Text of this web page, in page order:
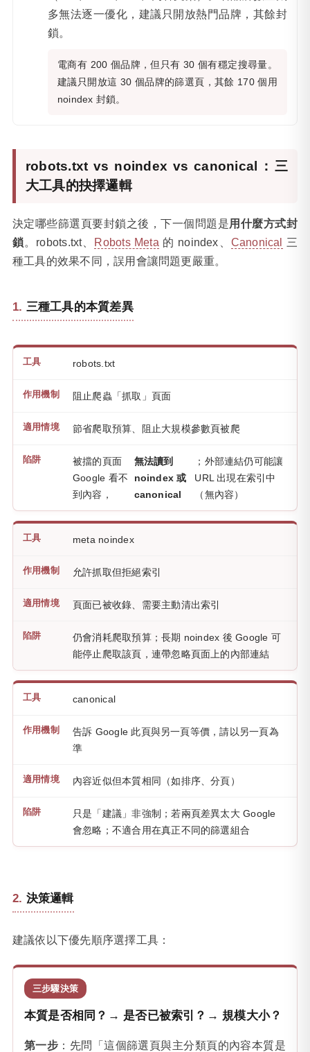
多無法逐一優化，建議只開放熱門品牌，其餘封
鎖。
電商有 200 個品牌，但只有 30 個有穩定搜尋量。
建議只開放這 30 個品牌的篩選頁，其餘 170 個用
noindex 封鎖。
robots.txt vs noindex vs canonical：三
大工具的抉擇邏輯
決定哪些篩選頁要封鎖之後，下一個問題是用什麼方式封
鎖。robots.txt、 Robots Meta 的 noindex、 Canonical
三
種工具的效果不同，誤用會讓問題更嚴重。
三種工具的本質差異
robots.txt
阻止爬蟲「抓取」頁面
節省爬取預算、阻止大規模參數頁被爬
被擋的頁面
Google 看不
到內容，
無法讀到
noindex 或
canonical
；外部連結仍可能讓
URL 出現在索引中
（無內容）
meta noindex
允許抓取但拒絕索引
頁面已被收錄、需要主動清出索引
仍會消耗爬取預算；長期 noindex 後 Google 可
能停止爬取該頁，連帶忽略頁面上的內部連結
canonical
告訴 Google 此頁與另一頁等價，請以另一頁為
準
內容近似但本質相同（如排序、分頁）
只是「建議」非強制；若兩頁差異太大 Google
會忽略；不適合用在真正不同的篩選組合
決策邏輯
建議依以下優先順序選擇工具：
三步驟決策
本質是否相同？→ 是否已被索引？→ 規模大小？
第一步 ：先問「這個篩選頁與主分類頁的內容本質是